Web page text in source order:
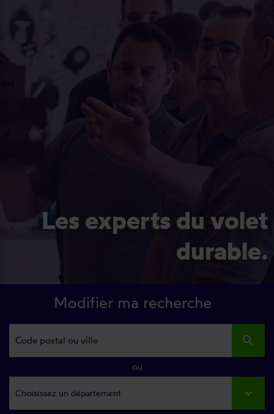
Les experts du volet
durable.
Modifier ma recherche
search
ou
Choisissez un département